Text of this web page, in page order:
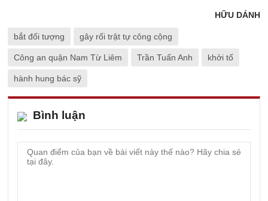
HỮU DÁNH
bắt đối tượng gây rối trật tự công cộng
Công an quận Nam Từ Liêm Trần Tuấn Anh khởi tố
hành hung bác sỹ
Bình luận